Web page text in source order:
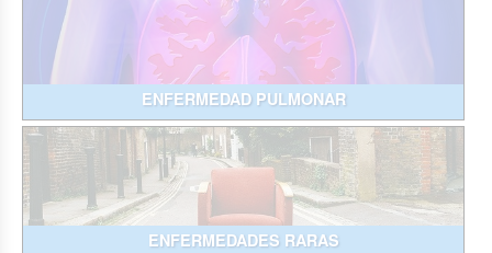
ENFERMEDAD PULMONAR
ENFERMEDADES RARAS